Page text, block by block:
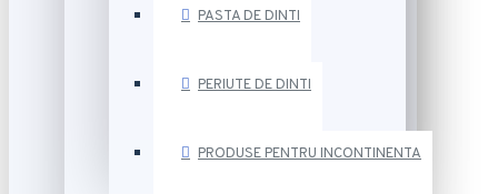
PASTA DE DINTI
PERIUTE DE DINTI
PRODUSE PENTRU INCONTINENTA